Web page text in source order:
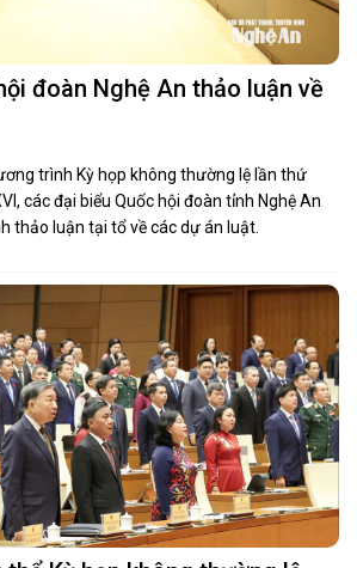
đoàn Nghệ An thảo luận về
trình Kỳ họp không thường lệ lần thứ
các đại biểu Quốc hội đoàn tỉnh Nghệ An
thảo luận tại tổ về các dự án luật.